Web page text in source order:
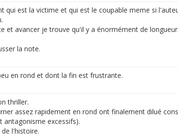
est la victime et qui est le coupable meme si
avancer je trouve qu'il y a énormément de
la note.
en rond et dont la fin est frustrante.
thriller.
assez rapidement en rond ont finalement dilué
antagonisme excessifs).
l'histoire.